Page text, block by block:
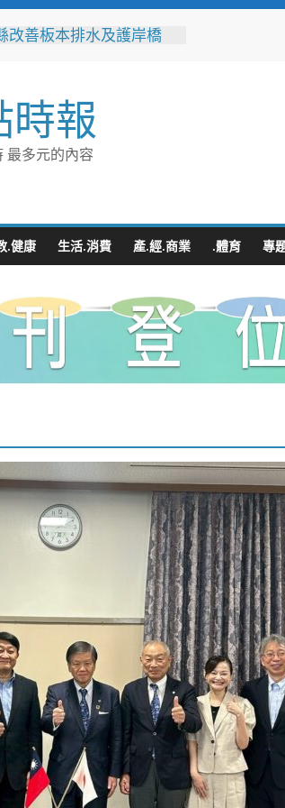
改善板本排水及護岸橋
時代的地方解方！彰化市
誼6年促成10對佳偶
長參選人魏平政率議員團
造勢 盼翻轉彰化打造新
時報
最多元的內容
.健康 生活.消費 產.經.商業 .體育 專